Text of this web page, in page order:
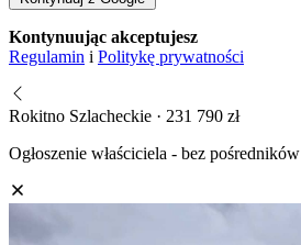
Kontynuując akceptujesz
Regulamin i Politykę prywatności
Rokitno Szlacheckie · 231 790 zł
Ogłoszenie właściciela - bez pośredników